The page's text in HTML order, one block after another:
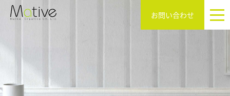
お問い合わせ